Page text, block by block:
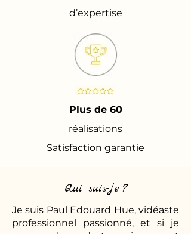
d’expertise
Plus de 60
réalisations
Satisfaction garantie
Qui suis-je ?
Je suis Paul Edouard Hue, vidéaste
professionnel passionné, et si je